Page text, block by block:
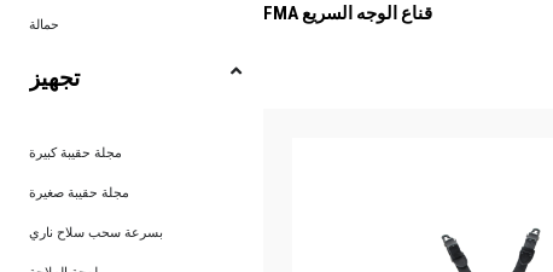
حمالة
تجهيز
مجلة حقيبة كبيرة
مجلة حقيبة صغيرة
بسرعة سحب سلاح ناري
FMA قناع الوجه السريع